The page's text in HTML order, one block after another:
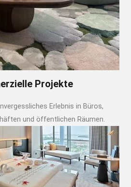
Projekte
Erlebnis in Büros,
und öffentlichen Räumen.